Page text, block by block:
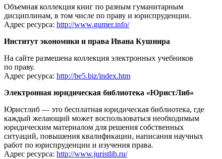
Объемная коллекция книг по разным гуманитарным
дисциплинам, в том числе по праву и юриспруденции.
Адрес ресурса: http://www.gumer.info/
Институт экономики и права Ивана Кушнира
На сайте размешена коллекция электронных учебников
по праву.
Адрес ресурса: http://be5.biz/index.htm
Электронная юридическая библиотека «ЮристЛиб»
Юристлиб — это бесплатная юридическая библиотека, где
каждый желающий может воспользоваться необходимым
юридическим материалом для решения собственных
ситуаций, повышения квалификации, написания научных
работ по юриспруденции и изучения права.
Адрес ресурса: http://www.juristlib.ru/